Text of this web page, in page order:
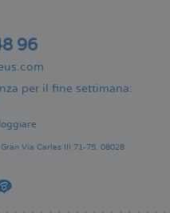
96
per il fine settimana:
Gran Via Carles III 71-75. 08028